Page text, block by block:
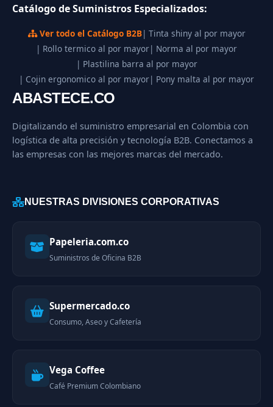
Catálogo de Suministros Especializados:
Ver todo el Catálogo B2B| Tinta shiny al por mayor
| Rollo termico al por mayor| Norma al por mayor
| Plastilina barra al por mayor
| Cojin ergonomico al por mayor| Pony malta al por mayor
ABASTECE.CO
Digitalizando el suministro empresarial en Colombia con
logística de alta precisión y tecnología B2B. Conectamos a
las empresas con las mejores marcas del mercado.
NUESTRAS DIVISIONES CORPORATIVAS
Papeleria.com.co
Suministros de Oficina B2B
Supermercado.co
Consumo, Aseo y Cafetería
Vega Coffee
Café Premium Colombiano